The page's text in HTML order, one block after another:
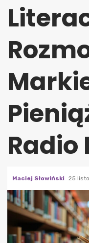
Radio
Maciej Słowiński 25